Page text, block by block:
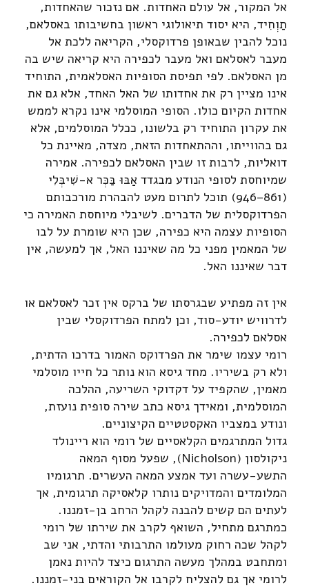
אל המקור, אל עולם האחדות. אם נזכור שהאחדות,
תַוְחִיד, היא יסוד תיאולוגי ראשון בחשיבותו באסלאם,
נוכל להבין שבאופן פרדוקסלי, הקריאה ללכת אל
מעבר לאסלאם ואל מעבר לכפירה היא קריאה שיש בה
מן האסלאם. לפי תפיסת הסופיות האסלאמית, התוחיד
אינו מציין רק את אחדותו של האל האחד, אלא גם את
אחדות הקיום כולו. הסופי המוסלמי אינו נקרא לממש
את עקרון התוחיד רק בלשונו, ככלל המוסלמים, אלא
גם בהווייתו, וההתאחדות הזאת, מצדה, מאיינת כל
דואליות, לרבות זו שבין האסלאם לכפירה. אמירה
שמיוחסת לסופי הנודע מבגדד אַבּוּ בַּכְּר א-שִׁיבְּלִי
(861–946) תוכל לתרום מעט להבהרת מורכבותם
הפרדוקסלית של הדברים. לשיבלי מיוחסת האמירה כי
הסופיות עצמה היא כפירה, שכן היא שומרת על לבו
של המאמין מפני כל מה שאיננו האל, אך למעשה, אין
דבר שאיננו האל.
אין זה מפתיע שבגרסתו של ברקס אין זכר לאסלאם או
לדרוויש יודע-סוד, וכן למתח הפרדוקסלי שבין
אסלאם לכפירה.
רומי עצמו שימר את הפרדוקס האמור בדרכו הדתית,
ולא רק בשיריו. מחד גיסא הוא נותר כל חייו מוסלמי
מאמין, שהקפיד על דקדוקי השריעה, ההלכה
המוסלמית, ומאידך גיסא כתב שירה סופית נועזת,
ונודע במצביו האקסטטיים הקיצוניים.
גדול המתרגמים הקלאסיים של רומי הוא ריינולד
ניקולסון (Nicholson), שפעל מסוף המאה
התשע-עשרה ועד אמצע המאה העשרים. תרגומיו
המלומדים והמדויקים נותרו קלאסיקה תרגומית, אך
לעתים הם קשים להבנה לקהל הרחב בן-זמננו.
כמתרגם מתחיל, השואף לקרב את שירתו של רומי
לקהל שכה רחוק מעולמו התרבותי והדתי, אני שב
ומתחבט במהלך מעשה התרגום כיצד להיות נאמן
לרומי אך גם להצליח לקרבו אל הקוראים בני-זמננו.